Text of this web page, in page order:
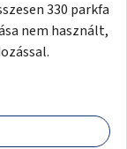
330 parkfa
nem használt,